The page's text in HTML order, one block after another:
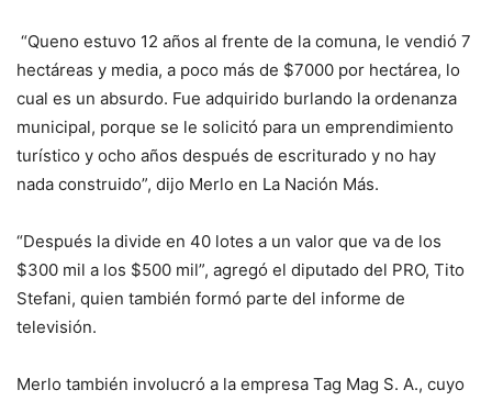
“Queno estuvo 12 años al frente de la comuna, le vendió 7
hectáreas y media, a poco más de $7000 por hectárea, lo
cual es un absurdo. Fue adquirido burlando la ordenanza
municipal, porque se le solicitó para un emprendimiento
turístico y ocho años después de escriturado y no hay
nada construido”, dijo Merlo en La Nación Más.
“Después la divide en 40 lotes a un valor que va de los
$300 mil a los $500 mil”, agregó el diputado del PRO, Tito
Stefani, quien también formó parte del informe de
televisión.
Merlo también involucró a la empresa Tag Mag S. A., cuyo